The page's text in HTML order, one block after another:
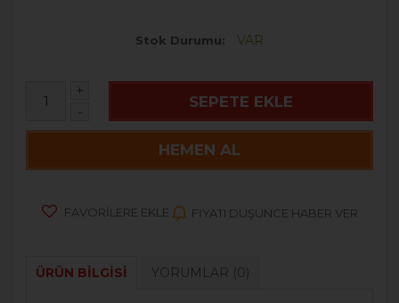
Stok Durumu VAR
+
-
SEPETE EKLE
HEMEN AL
FAVORILERE EKLE FIYATI DÜŞÜNCE HABER VER
ÜRÜN BILGISI YORUMLAR (0)